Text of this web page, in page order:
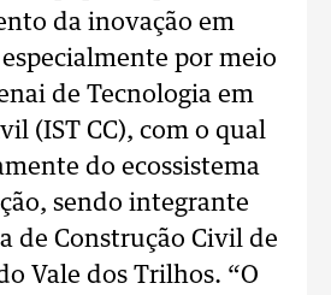
da inovação em
especialmente por meio
de Tecnologia em
(IST CC), com o qual
do ecossistema
sendo integrante
de Construção Civil de
Vale dos Trilhos. “O